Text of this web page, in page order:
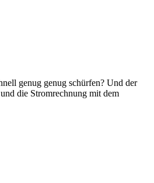
genug genug schürfen? Und der
die Stromrechnung mit dem